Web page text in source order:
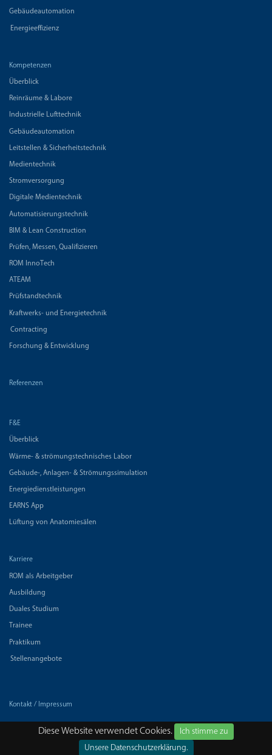
Gebäudeautomation
Energieeffizienz
Kompetenzen
Überblick
Reinräume & Labore
Industrielle Lufttechnik
Gebäudeautomation
Leitstellen & Sicherheitstechnik
Medientechnik
Stromversorgung
Digitale Medientechnik
Automatisierungstechnik
BIM & Lean Construction
Prüfen, Messen, Qualifizieren
ROM InnoTech
ATEAM
Prüfstandtechnik
Kraftwerks- und Energietechnik
Contracting
Forschung & Entwicklung
Referenzen
F&E
Überblick
Wärme- & strömungstechnisches Labor
Gebäude-, Anlagen- & Strömungssimulation
Energiedienstleistungen
EARNS App
Lüftung von Anatomiesälen
Karriere
ROM als Arbeitgeber
Ausbildung
Duales Studium
Trainee
Praktikum
Stellenangebote
Kontakt / Impressum
DatenschutzDiese Website verwendet Cookies.
Ich stimme zu
Unsere Datenschutzerklärung.